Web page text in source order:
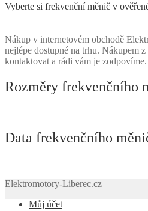
Vyberte si frekvenční měnič v
Nákup v internetovém obchodě
nejlépe dostupné na trhu. Nákupem
kontaktovat a rádi vám je zodpovíme.
Rozměry frekvenčního
Data frekvenčního
Elektromotory-Liberec.cz
Můj účet